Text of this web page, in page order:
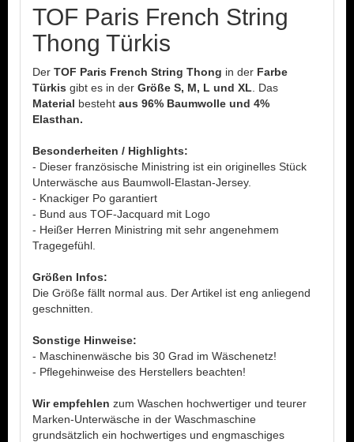
TOF Paris French String
Thong Türkis
Der TOF Paris French String Thong in der Farbe
Türkis gibt es in der Größe S, M, L und XL . Das
Material besteht aus 96% Baumwolle und 4%
Elasthan.
Besonderheiten / Highlights:
- Dieser französische Ministring ist ein originelles Stück
Unterwäsche aus Baumwoll-Elastan-Jersey.
- Knackiger Po garantiert
- Bund aus TOF-Jacquard mit Logo
- Heißer Herren Ministring mit sehr angenehmem
Tragegefühl.
Größen Infos:
Die Größe fällt normal aus. Der Artikel ist eng anliegend
geschnitten.
Sonstige Hinweise:
- Maschinenwäsche bis 30 Grad im Wäschenetz!
- Pflegehinweise des Herstellers beachten!
Wir empfehlen zum Waschen hochwertiger und teurer
Marken-Unterwäsche in der Waschmaschine
grundsätzlich ein hochwertiges und engmaschiges